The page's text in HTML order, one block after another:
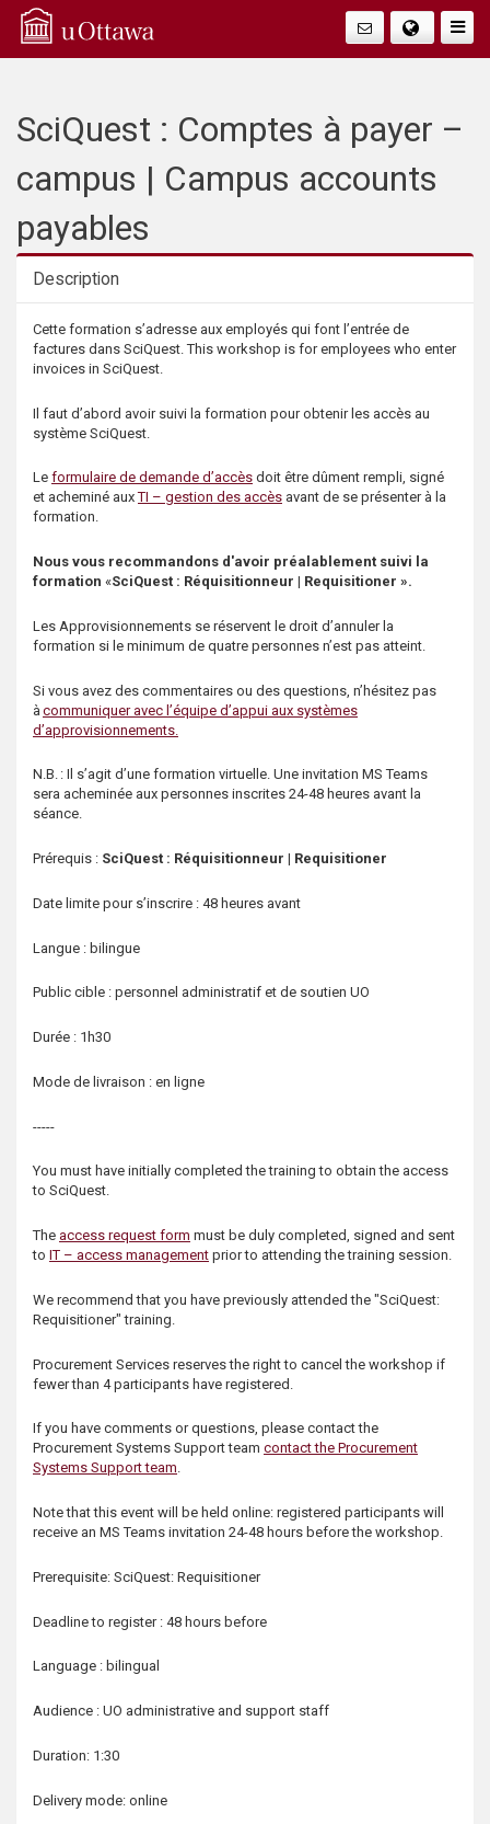
Q
A
SciQuest : Comptes à payer –
campus | Campus accounts
payables
Description
Description
Cette formation s’adresse aux employés qui font l’entrée de
factures dans SciQuest. This workshop is for employees who enter
invoices in SciQuest.
Il faut d’abord avoir suivi la formation pour obtenir les accès au
système SciQuest.
Le formulaire de demande d’accès doit être dûment rempli, signé
et acheminé auxTI – gestion des accès avant de se présenter à la
formation.
Nous vous recommandons d'avoir préalablement suivi la
formation «SciQuest : Réquisitionneur | Requisitioner ».
Les Approvisionnements se réservent le droit d’annuler la
formation si le minimum de quatre personnes n’est pas atteint.
Si vous avez des commentaires ou des questions, n’hésitez pas
à communiquer avec l’équipe d’appui aux systèmes
d’approvisionnements.
N.B. : Il s’agit d’une formation virtuelle. Une invitation MS Teams
sera acheminée aux personnes inscrites 24-48 heures avant la
séance.
Prérequis : SciQuest : Réquisitionneur | Requisitioner
Date limite pour s’inscrire : 48 heures avant
Langue : bilingue
Public cible : personnel administratif et de soutien UO
Durée : 1h30
Mode de livraison : en ligne
-----
You must have initially completed the training to obtain the access
to SciQuest.
The access request form must be duly completed, signed and sent
to IT – access management prior to attending the training session.
We recommend that you have previously attended the "SciQuest:
Requisitioner" training.
Procurement Services reserves the right to cancel the workshop if
fewer than 4 participants have registered.
If you have comments or questions, please contact the
Procurement Systems Support team contact the Procurement
Systems Support team.
Note that this event will be held online: registered participants will
receive an MS Teams invitation 24-48 hours before the workshop.
Prerequisite: SciQuest: Requisitioner
Deadline to register : 48 hours before
Language : bilingual
Audience : UO administrative and support staff
Duration: 1:30
Delivery mode: online